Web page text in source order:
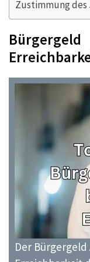
Zustimmung
Bürgergeld
Der